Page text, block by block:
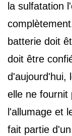
la sulfatation
batterie doit
doit être
d'aujourd'hui,
elle ne fournit
l'allumage et
fait partie